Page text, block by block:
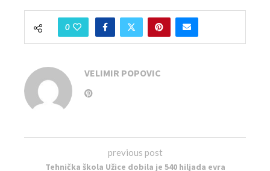
0
VELIMIR POPOVIC
previous post
Tehnička škola Užice dobila je 540 hiljada evra